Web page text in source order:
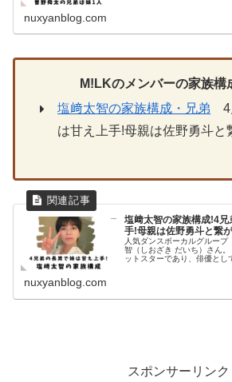
nuxyanblog.com
M!LKのメンバーの家族構
塩﨑太智の家族構成・兄弟 4
は甘え上手!母親は佐野勇斗と
塩﨑太智の家族構成!4
手!母親は佐野勇斗と繋
人気ダンスボーカルグルー
智（しおざき だいち）さん
ットスターであり、俳優とし
nuxyanblog.com
スポンサーリンク